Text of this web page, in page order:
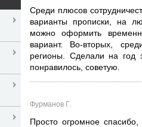
Среди плюсов
варианты прописки, на
можно оформить
вариант. Во-вторых,
регионы. Сделали на год
понравилось, советую.
Фурманов Г.
Просто огромное